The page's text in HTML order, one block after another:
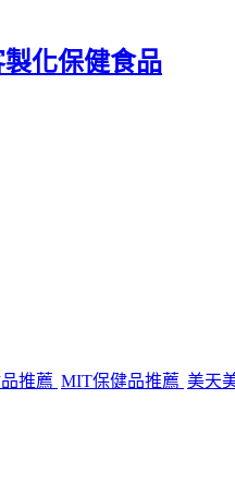
化保健食品
推薦 MIT保健品推薦 美天